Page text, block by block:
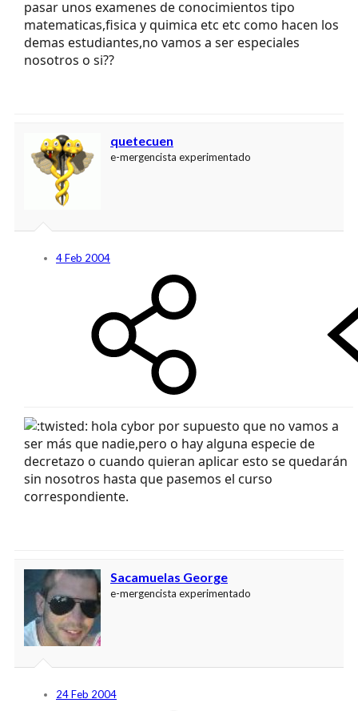
pasar unos examenes de conocimientos tipo
matematicas,fisica y quimica etc etc como hacen los
demas estudiantes,no vamos a ser especiales
nosotros o si??
quetecuen
e-mergencista experimentado
4 Feb 2004
hola cybor por supuesto que no vamos a
ser más que nadie,pero o hay alguna especie de
decretazo o cuando quieran aplicar esto se quedarán
sin nosotros hasta que pasemos el curso
correspondiente.
Sacamuelas George
e-mergencista experimentado
24 Feb 2004